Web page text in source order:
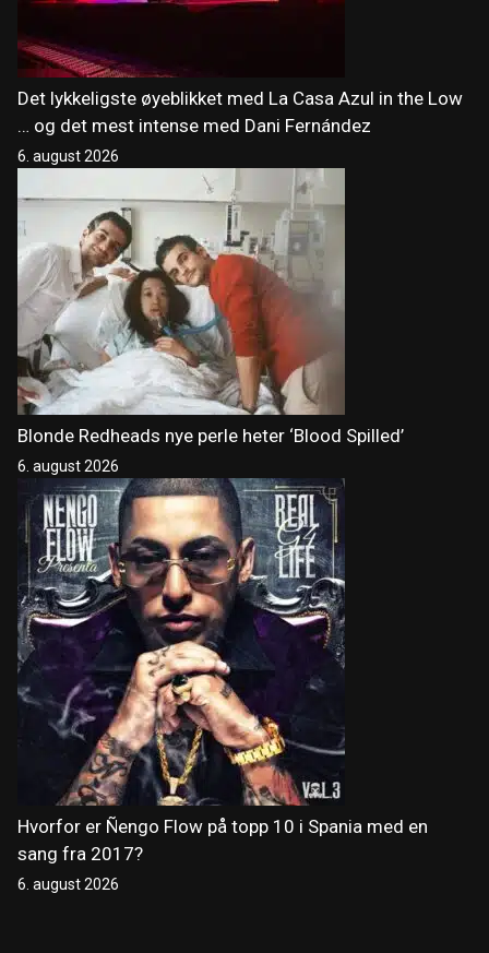
Det lykkeligste øyeblikket med La Casa Azul in the Low
… og det mest intense med Dani Fernández
6. august 2026
Blonde Redheads nye perle heter ‘Blood Spilled’
6. august 2026
Hvorfor er Ñengo Flow på topp 10 i Spania med en
sang fra 2017?
6. august 2026